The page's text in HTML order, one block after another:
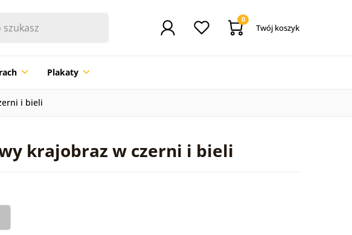
0
Twój koszyk
Plakaty
i bieli
krajobraz w czerni i bieli